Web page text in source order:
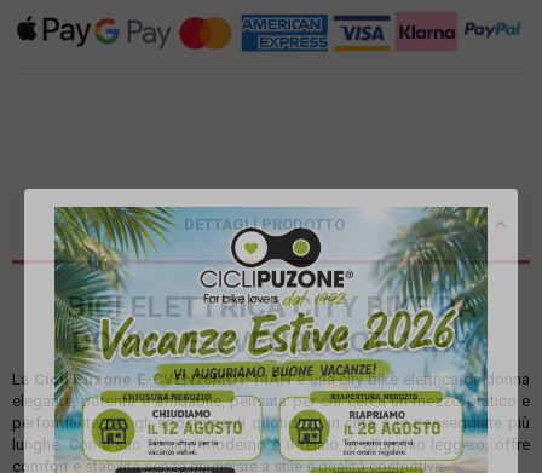
DETTAGLI PRODOTTO
BICI ELETTRICA CITY BIKE DA
DONNA E-CVEN28MOT-14AH
La Cicli Puzone E-CVEN28MOT-14AHè una city bike elettrica da donna
elegante, potente e affidabile, pensata per chi cerca un mezzo pratico e
performante per gli spostamenti quotidiani in città e le passeggiate più
lunghe. Con il suo design moderno e il telaio in alluminio leggero, offre
comfort e stabilità senza rinunciare a stile e qualità costruttiva.